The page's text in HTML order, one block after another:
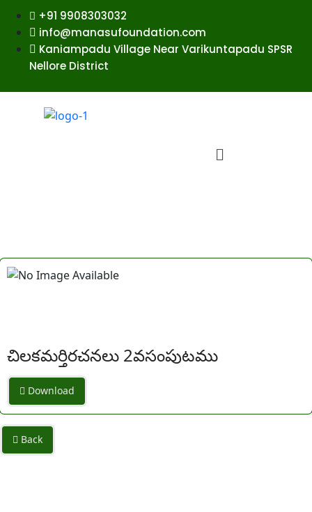
+91 9908303032
info@manasufoundation.com
Kaniampadu Village Near Varikuntapadu SPSR
Nellore District
చిలకమర్తిరచనలు 2వసంపుటము
Download
Back